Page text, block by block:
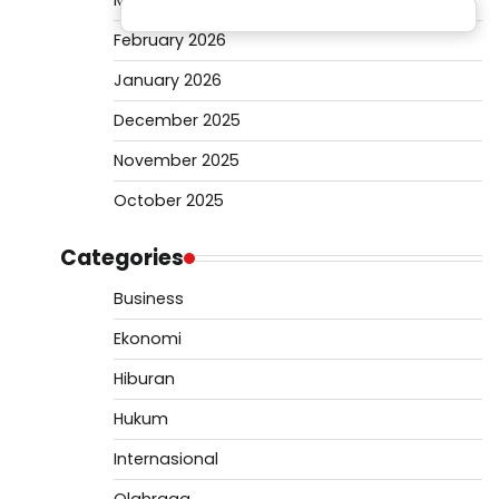
February 2026
January 2026
December 2025
November 2025
October 2025
Categories
Business
Ekonomi
Hiburan
Hukum
Internasional